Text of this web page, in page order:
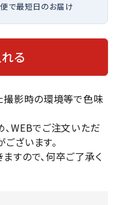
で最短日のお届け
る
撮影時の環境等で色味
WEBでご注文いただ
ざいます。
すので、何卒ご了承く